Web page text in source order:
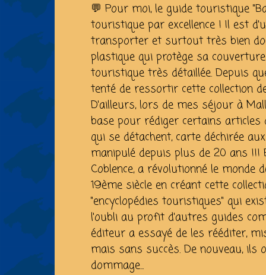
💬 Pour moi, le guide touristique
touristique par excellence ! Il est
transporter et surtout très bien
plastique qui protège sa
touristique très détaillée. Depuis
tenté de ressortir cette collection
D'ailleurs, lors de mes séjour à
base pour rédiger certains articles
qui se détachent, carte déchirée
manipulé depuis plus de 20 ans !!!
Coblence, a révolutionné le monde
19ème siècle en créant cette
"encyclopédies touristiques" qui
l'oubli au profit d'autres guides
éditeur a essayé de les rééditer,
mais sans succès. De nouveau,
dommage...